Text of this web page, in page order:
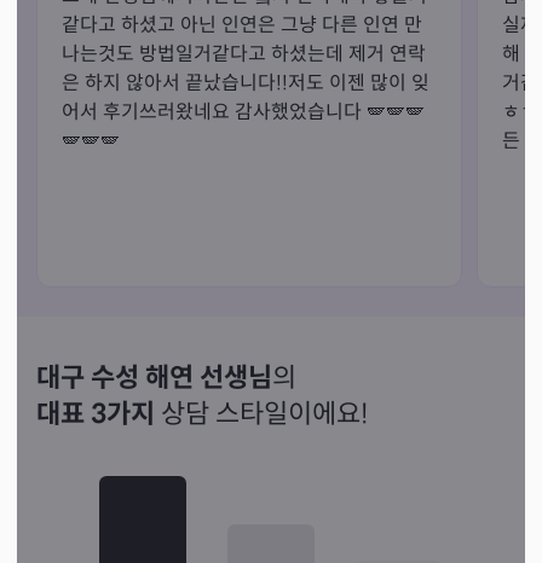
같다고 하셨고 아닌 인연은 그냥 다른 인연 만
나는것도 방법일거같다고 하셨는데 제거 연락
은 하지 않아서 끝났습니다!!저도 이젠 많이 잊
어서 후기쓰러왔네요 감사했었습니다 🪽🪽🪽
🪽🪽🪽
실
해
거
ㅎ
든
대구 수성 해연 선생님의
대표 3가지 상담 스타일이에요!